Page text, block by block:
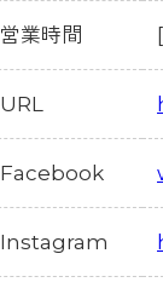
営業時間
URL
Facebook
Instagram